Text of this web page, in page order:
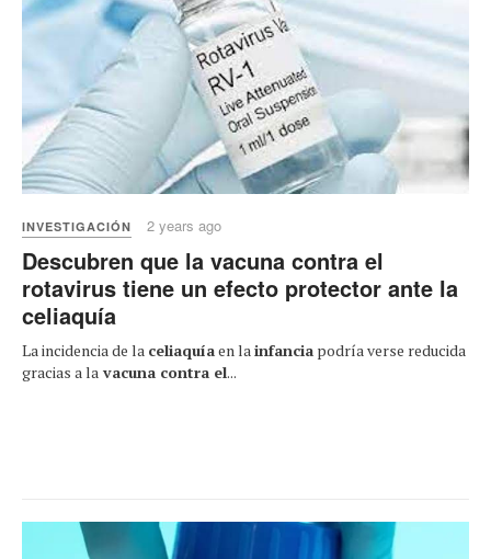
INVESTIGACIÓN 2 years ago
Descubren que la vacuna contra el
rotavirus tiene un efecto protector ante la
celiaquía
La incidencia de la celiaquíaen lainfancia podría verse reducida
gracias a la vacuna contra el...